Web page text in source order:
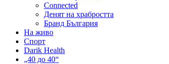
Connected
Денят на храбростта
Бранд България
На живо
Спорт
Darik Health
„40 до 40“